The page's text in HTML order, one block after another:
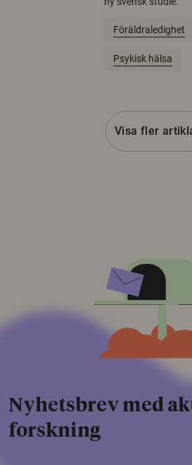
Föräldraledighet
Psykisk hälsa
Visa fler
Nyhetsbrev med
forskning